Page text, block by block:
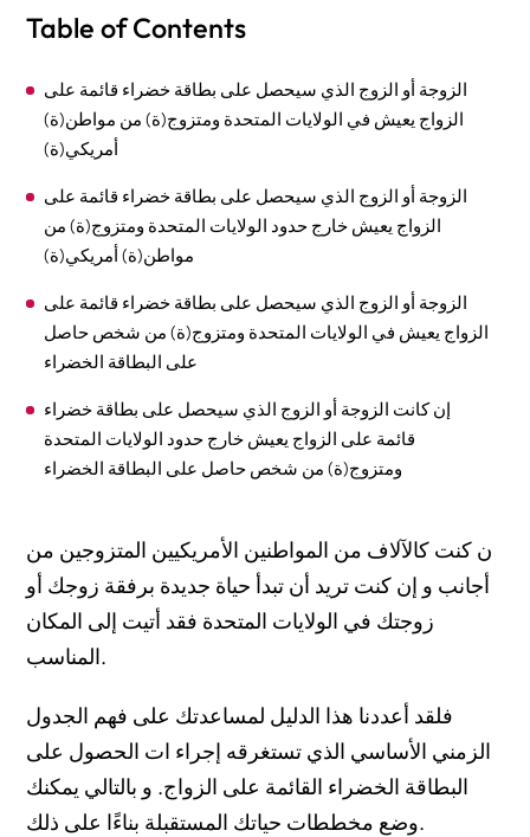
Table of Contents
الزوجة أو الزوج الذي سيحصل على بطاقة خضراء قائمة على
الزواج يعيش في الولايات المتحدة ومتزوج(ة) من مواطن(ة)
أمريكي(ة)
الزوجة أو الزوج الذي سيحصل على بطاقة خضراء قائمة على
الزواج يعيش خارج حدود الولايات المتحدة ومتزوج(ة) من
مواطن(ة) أمريكي(ة)
الزوجة أو الزوج الذي سيحصل على بطاقة خضراء قائمة على
الزواج يعيش في الولايات المتحدة ومتزوج(ة) من شخص حاصل
على البطاقة الخضراء
إن كانت الزوجة أو الزوج الذي سيحصل على بطاقة خضراء
قائمة على الزواج يعيش خارج حدود الولايات المتحدة
ومتزوج(ة) من شخص حاصل على البطاقة الخضراء
المتحدة بصفة شرعية و قانونية و لكن تجاوز(ت) فترة الإقامة
المسموح بها في التأشيرة؟
مذا يحدث ان دخل المستفيد حدود الولايات المتحدة من دون
تفتيش او تحقيق؟
كيف يمكن لمحامو الهجرة لدى فريق هيرمان القانوني
مساعدتك؟
Основные факторы, которые повлияют на время
получения грин-карты на основании брака
ن كنت كالآلاف من المواطنين الأمريكيين المتزوجين من
أجانب و إن كنت تريد أن تبدأ حياة جديدة برفقة زوجك أو
زوجتك في الولايات المتحدة فقد أتيت إلى المكان
المناسب.
فلقد أعددنا هذا الدليل لمساعدتك على فهم الجدول
الزمني الأساسي الذي تستغرقه إجراء ات الحصول على
البطاقة الخضراء القائمة على الزواج. و بالتالي يمكنك
وضع مخططات حياتك المستقبلة بناءًا على ذلك.